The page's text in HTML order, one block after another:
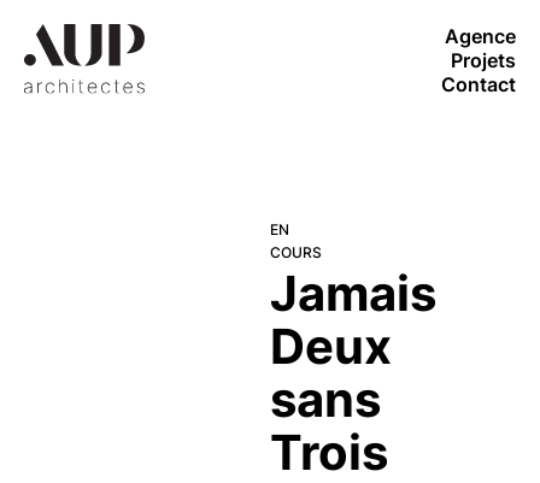
Agence
Projets
Contact
EN
COURS
Jamais
Deux
sans
Trois